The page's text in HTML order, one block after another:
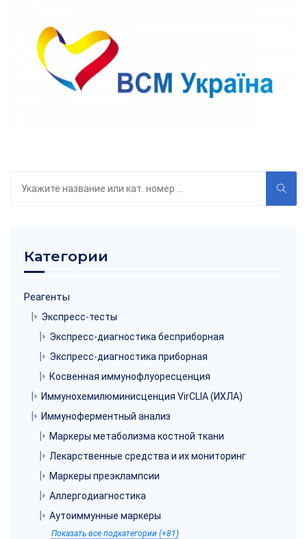
Категории
Реагенты
Экспресс-тесты
Экспресс-диагностика бесприборная
Экспресс-диагностика приборная
Косвенная иммунофлуоресценция
Иммунохемилюминисценция VirCLIA (ИХЛА)
Иммуноферментный анализ
Маркеры метаболизма костной ткани
Лекарственные средства и их мониторинг
Маркеры преэклампсии
Аллергодиагностика
Аутоиммунные маркеры
Показать все подкатегории (+81)